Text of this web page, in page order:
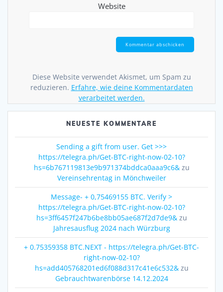
Website
Diese Website verwendet Akismet, um Spam zu
reduzieren. Erfahre, wie deine Kommentardaten
verarbeitet werden.
NEUESTE KOMMENTARE
Sending a gift from user. Get >>>
https://telegra.ph/Get-BTC-right-now-02-10?
hs=6b767119813e9b971374bddca0aaa9c6&zu
Vereinsehrentag in Mönchweiler
Message- + 0,75469155 BTC. Verify >
https://telegra.ph/Get-BTC-right-now-02-10?
hs=3ff6457f247b6be8bb05ae687f2d7de9&zu
Jahresausflug 2024 nach Würzburg
+ 0.75359358 BTC.NEXT - https://telegra.ph/Get-BTC-
right-now-02-10?
hs=add405768201ed6f088d317c41e6c532&zu
Gebrauchtwarenbörse 14.12.2024